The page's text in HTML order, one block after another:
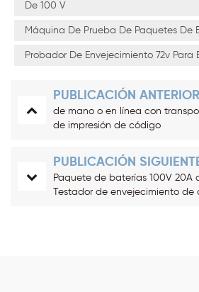
De 100 V
Máquina De Prueba De Paquetes De
Probador De Envejecimiento 72v Para
PUBLICACIÓN ANTERIOR
de mano o en línea con
de impresión de código
PUBLICACIÓN
Paquete de baterías 100V 20A
Testador de envejecimiento de